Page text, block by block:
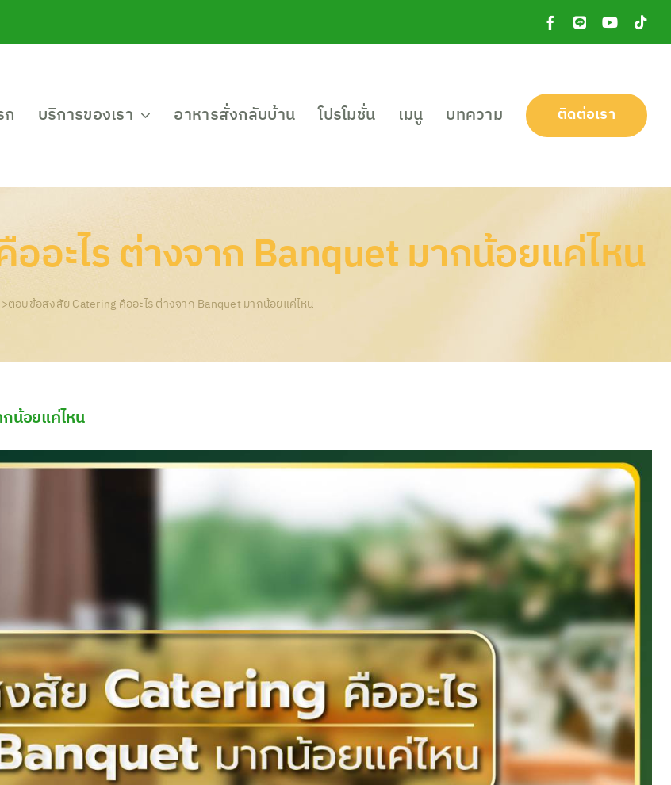
Facebook
Line YouTube
บริการของเรา อาหารสั่งกลับบ้าน โปรโมชั่น เมนู บทความ ติดต่อเรา
อะไร ต่างจาก Banquet มากน้อยแค่ไหน
>ตอบข้อสงสัย Catering คืออะไร ต่างจาก Banquet มากน้อยแค่ไหน
น้อยแค่ไหน